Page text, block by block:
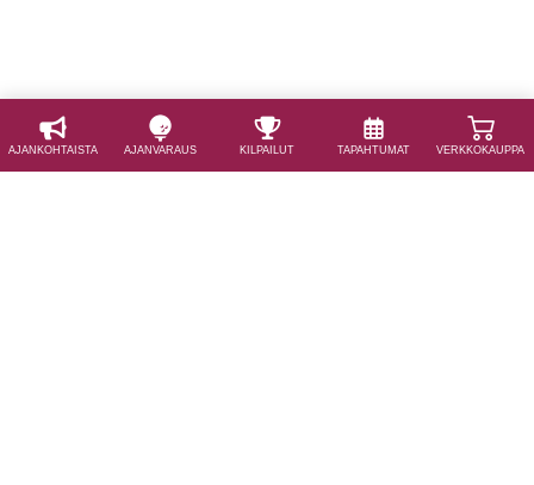
AJAN­KOHTAISTA AJAN­VARAUS KILPAILUT TAPAHTUMAT VERKKOKAUPPA